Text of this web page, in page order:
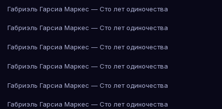
Габриэль Гарсиа Маркес — Сто лет одиночества
Габриэль Гарсиа Маркес — Сто лет одиночества
Габриэль Гарсиа Маркес — Сто лет одиночества
Габриэль Гарсиа Маркес — Сто лет одиночества
Габриэль Гарсиа Маркес — Сто лет одиночества
Габриэль Гарсиа Маркес — Сто лет одиночества